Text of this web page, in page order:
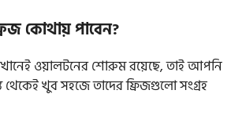
কোথায় পাবেন?
ওয়ালটনের শোরুম রয়েছে, তাই আপনি
থেকেই খুব সহজে তাদের ফ্রিজগুলো সংগ্রহ